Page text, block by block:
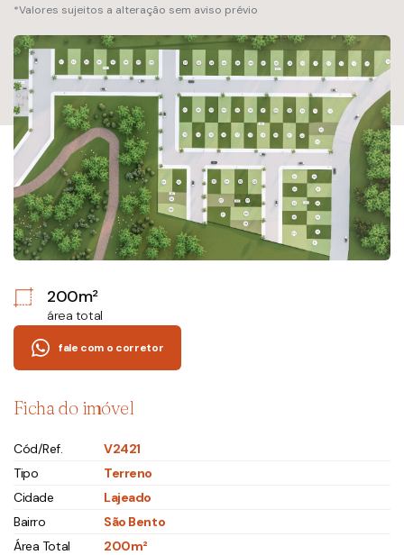
*Valores sujeitos a alteração sem aviso prévio
200m²
área total
fale com o corretor
Ficha do imóvel
Cód/Ref.
V2421
Tipo
Terreno
Cidade
Lajeado
Bairro
São Bento
Área Total
200m²